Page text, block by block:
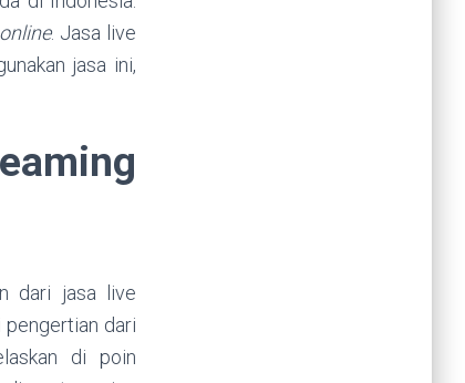
online. Jasa live
jasa ini,
dari jasa live
pengertian dari
di poin